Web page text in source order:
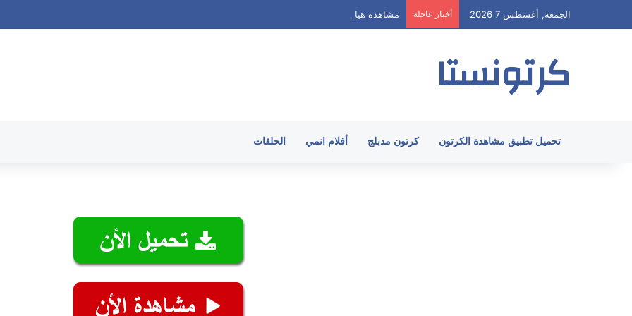
الجمعة, أغسطس 7 2026 أخبار عاجلة مشاهدة هيا ارنولد الحلقة 62 مدبلج HD جميع الحلقات
كرتونستا
تحميل تطبيق مشاهدة الكرتون كرتون مدبلج أفلام انمي الحلقات